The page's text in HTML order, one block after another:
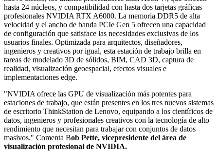
hasta 24 núcleos, y compatibilidad con hasta dos tarjetas gráficas
profesionales NVIDIA RTX A6000. La memoria DDR5 de alta
velocidad y el ancho de banda PCIe Gen 5 ofrecen una capacidad
de configuración que satisface las necesidades exclusivas de los
usuarios finales. Optimizada para arquitectos, diseñadores,
ingenieros y creativos por igual, esta estación de trabajo brilla en
tareas de modelado 3D de sólidos, BIM, CAD 3D, captura de
realidad, visualización geoespacial, efectos visuales e
implementaciones edge.
"NVIDIA ofrece las GPU de visualización más potentes para
estaciones de trabajo, que están presentes en los tres nuevos sistemas
de escritorio ThinkStation de Lenovo, equipando a los científicos de
datos, ingenieros y profesionales creativos con la tecnología de alto
rendimiento que necesitan para trabajar con conjuntos de datos
masivos." Comenta Bob Pette, vicepresidente del área de
visualización profesional de NVIDIA.